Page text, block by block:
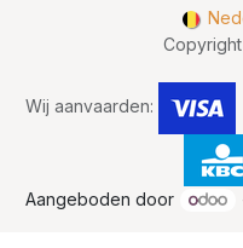
Wij aanvaarden:
Aangeboden door